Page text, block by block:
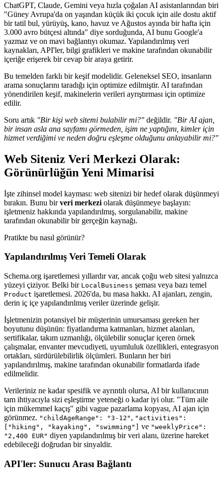
ChatGPT, Claude, Gemini veya hızla çoğalan AI asistanlarından biri
"Güney Avrupa'da on yaşından küçük iki çocuk için aile dostu aktif
bir tatil bul, yürüyüş, kano, havuz ve Ağustos ayında bir hafta için
3.000 avro bütçesi altında" diye sorduğunda, AI bunu Google'a
yazmaz ve on mavi bağlantıyı okumaz. Yapılandırılmış veri
kaynakları, API'ler, bilgi grafikleri ve makine tarafından okunabilir
içeriğe erişerek bir cevap bir araya getirir.
Bu temelden farklı bir keşif modelidir. Geleneksel SEO, insanların
arama sonuçlarını taradığı için optimize edilmiştir. AI tarafından
yönendirilen keşif, makinelerin verileri ayrıştırması için optimize
edilir.
Soru artık "Bir kişi web sitemi bulabilir mi?" değildir. "Bir AI ajan,
bir insan asla ana sayfamı görmeden, işim ne yaptığını, kimler için
hizmet verdiğimi ve neden doğru eşleşme olduğunu anlayabilir mi?"
Web Siteniz Veri Merkezi Olarak:
Görünürlüğün Yeni Mimarisi
İşte zihinsel model kayması: web sitenizi bir hedef olarak düşünmeyi
bırakın. Bunu birveri merkezi olarak düşünmeye başlayın:
işletmeniz hakkında yapılandırılmış, sorgulanabilir, makine
tarafından okunabilir bir gerçeğin kaynağı.
Pratikte bu nasıl görünür?
Yapılandırılmış Veri Temeli Olarak
Schema.org işaretlemesi yıllardır var, ancak çoğu web sitesi yalnızca
yüzeyi çiziyor. Belki bir LocalBusiness şeması veya bazı temel
Product işaretlemesi. 2026'da, bu masa hakkı. AI ajanları, zengin,
derin iç içe yapılandırılmış veriler üzerinde gelişir.
İşletmenizin potansiyel bir müşterinin umursaması gereken her
boyutunu düşünün: fiyatlandırma katmanları, hizmet alanları,
sertifikalar, takım uzmanlığı, ölçülebilir sonuçlar içeren örnek
çalışmalar, envanter mevcudiyeti, uyumluluk özellikleri, entegrasyon
ortakları, sürdürülebilirlik ölçümleri. Bunların her biri
yapılandırılmış, makine tarafından okunabilir formatlarda ifade
edilmelidir.
Verileriniz ne kadar spesifik ve ayrıntılı olursa, AI bir kullanıcının
tam ihtiyacıyla sizi eşleştirme yeteneği o kadar iyi olur. "Tüm aile
için mükemmel kaçış" gibi vague pazarlama kopyası, AI ajan için
görünmez. "childAgeRange": "3-12" , "activities":
["hiking", "kayaking", "swimming"]
ve "weeklyPrice":
"2,400 EUR" diyen yapılandırılmış bir veri alanı, üzerine hareket
edebileceği doğrudan bir sinyaldir.
API'ler: Sunucu Arası Bağlantı